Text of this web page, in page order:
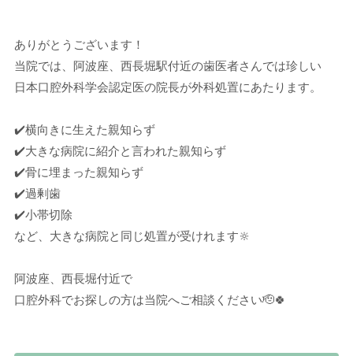
ありがとうございます！
当院では、阿波座、西長堀駅付近の歯医者さんでは珍しい
日本口腔外科学会認定医の院長が外科処置にあたります。
✔️横向きに生えた親知らず
✔️大きな病院に紹介と言われた親知らず
✔️骨に埋まった親知らず
✔️過剰歯
✔️小帯切除
など、大きな病院と同じ処置が受けれます🔆
阿波座、西長堀付近で
口腔外科でお探しの方は当院へご相談ください🫡🍀